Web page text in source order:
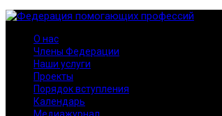
О нас
Члены Федерации
Наши услуги
Проекты
Порядок вступления
Календарь